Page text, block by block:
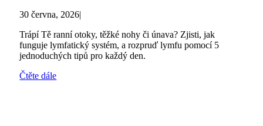
30 června, 2026|
Trápí Tě ranní otoky, těžké nohy či únava? Zjisti, jak
funguje lymfatický systém, a rozpruď lymfu pomocí 5
jednoduchých tipů pro každý den.
Čtěte dále